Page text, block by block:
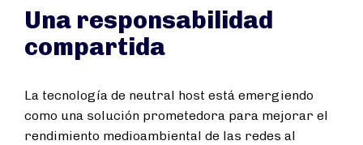
Una responsabilidad
compartida
La tecnología de neutral host está emergiendo
como una solución prometedora para mejorar el
rendimiento medioambiental de las redes al